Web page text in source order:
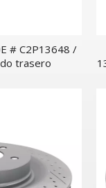
# C2P13648 /
trasero